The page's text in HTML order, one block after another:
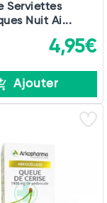
Serviettes
Nuit Ai...
4,95€
Ajouter